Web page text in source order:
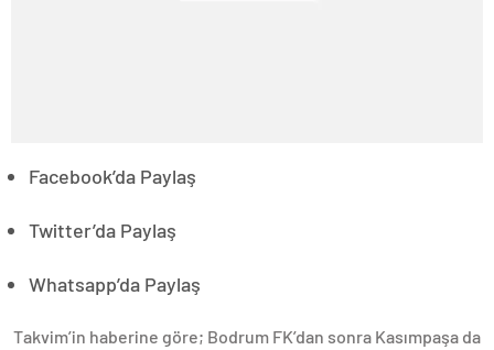
Facebook’da Paylaş
Twitter’da Paylaş
Whatsapp’da Paylaş
Takvim’in haberine göre; Bodrum FK’dan sonra Kasımpaşa da